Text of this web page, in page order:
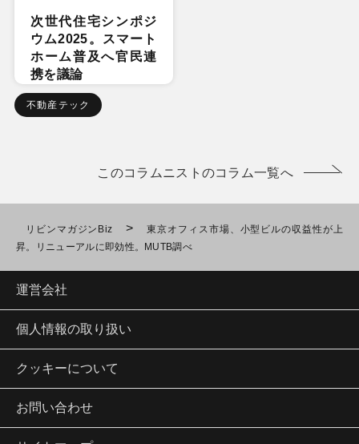
次世代住宅シンポジ
ウム2025。スマート
ホーム普及へ官民連
携を議論
不動産テック
このコラムニストのコラム一覧へ
リビンマガジンBiz >
東京オフィス市場、小型ビルの収益性が上
昇。リニューアルに即効性。MUTB調べ
運営会社
個人情報の取り扱い
クッキーについて
お問い合わせ